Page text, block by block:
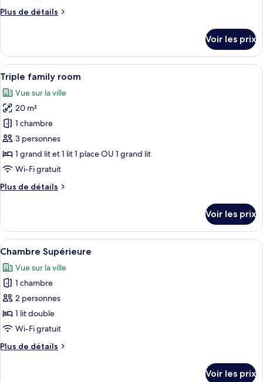
chambre :
lit
double
Plus de détails
Plus
le
type
de
chambre
Chambre
Confort,
lit
double
Voir les prix
Afficher
toutes
les
photos
pour
ce
type
de
chambre :
Triple
Une chambre d’hôtel moderne
4
Triple family room
Vue sur la ville
20 m²
1 chambre
3 personnes
1 grand lit et 1 lit 1 place OU 1 grand lit
Wi-Fi gratuit
Plus de détails
Plus
le
type
de
Triple
family
room
Voir les prix
Afficher
toutes
les
photos
pour
ce
type
chambre :
Un lit bien fait, avec une couette
4
Chambre Supérieure
Vue sur la ville
1 chambre
2 personnes
1 lit double
Wi-Fi gratuit
Plus de détails
Plus
Voir les prix